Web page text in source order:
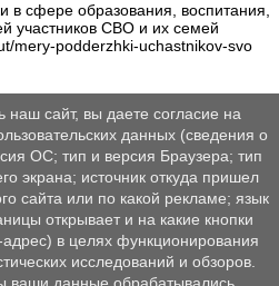
сфере образования, воспитания,
участников СВО и их семей
mery-podderzhki-uchastnikov-svo
наш сайт, вы даете согласие на
данных (сведения о
ОС; тип и версия Браузера; тип
экрана; источник откуда пришел
сайта или по какой рекламе; язык
открывает и на какие кнопки
в целях функционирования
исследований и обзоров.